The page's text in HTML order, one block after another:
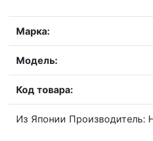
Марка:
Модель:
Код товара:
Из Японии Производитель: